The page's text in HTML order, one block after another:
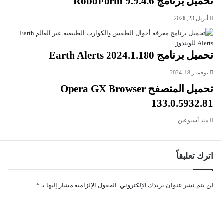
النظام المتقدمة ويضم تحسينات في سرعة عرض الفيديوهات ، كما
أن شمل إضافة خاصية وضع أيقونة من التطبيقات على سطح
المكتب لتسهيل عملية الوصول إلى تلك التطبيقات وعرضها عند
الرغبة في تشغيلها.
اسم الملف: nox_setup_v7.0.5.8_full_intl.exe
تاريخ التحديث: 13 مايو 2023
المطور:Nox Digital Entertainment Company Ltd
أبريل 23, 2026
تحميل برنامج Earth Alerts 2024.1.180
نوفمبر 18, 2024
تحميل المتصفح Opera GX Browser
133.0.5932.81
منذ أسبوعين
اترك تعليقاً
لن يتم نشر عنوان بريدك الإلكتروني. الحقول الإلزامية مشار إليها بـ *